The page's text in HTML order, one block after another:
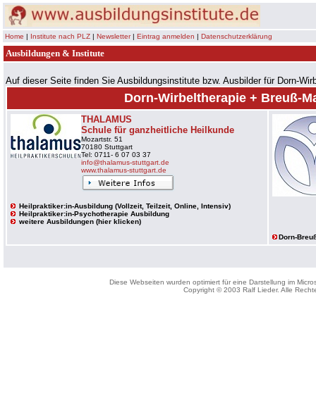
Home | Institute nach PLZ | Newsletter| Eintrag anmelden | Datenschutzerklärung
Ausbildungen &
Auf dieser Seite finden Sie Ausbildungsinstitute bzw. Ausbilder für Dorn-
Dorn-Wirbeltherapie + Breuß-
THALAMUS
Schule für ganzheitliche Heilkunde
Mozartstr. 51
70180 Stuttgart
Tel: 0711- 6 07 03 37
info@thalamus-stuttgart.de
www.thalamus-stuttgart.de
Heilpraktiker:in-Ausbildung (Vollzeit, Teilzeit, Online, Intensiv)
Heilpraktiker:in-Psychotherapie Ausbildung
weitere Ausbildungen (hier klicken)
Dorn-
Diese Webseiten wurden optimiert für eine Darstellung im
Copyright © 2003 Ralf Lieder. Alle